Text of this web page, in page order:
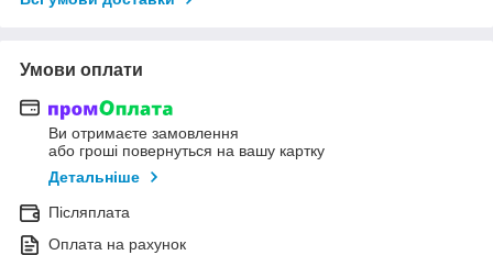
Умови оплати
Ви отримаєте замовлення
або гроші повернуться на вашу картку
Детальніше
Післяплата
Оплата на рахунок